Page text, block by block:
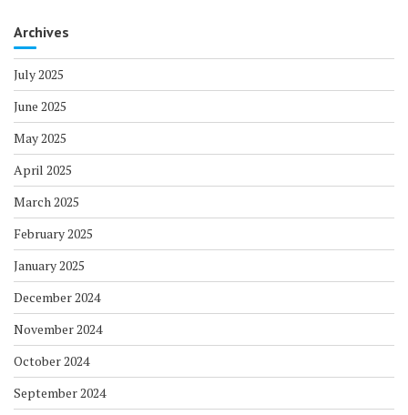
Archives
July 2025
June 2025
May 2025
April 2025
March 2025
February 2025
January 2025
December 2024
November 2024
October 2024
September 2024